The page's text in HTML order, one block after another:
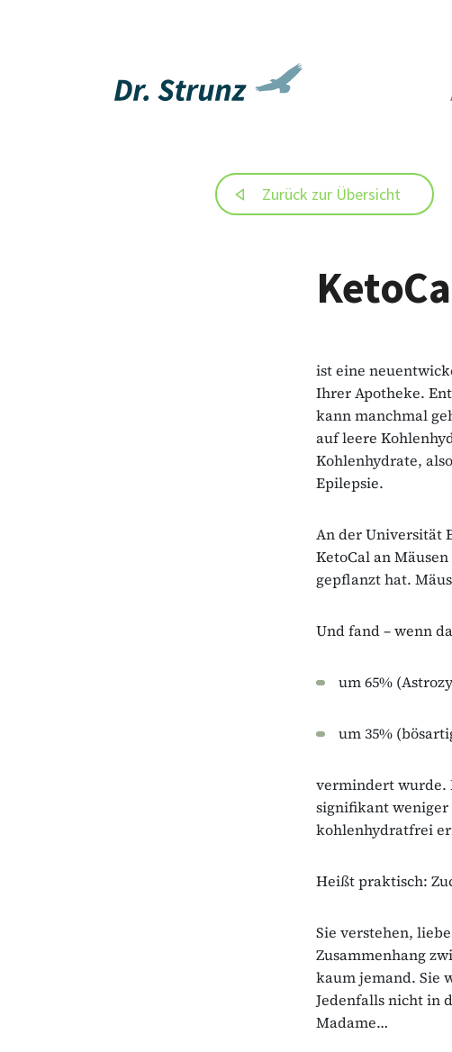
Zurück zur Übersicht
ist eine
Ihrer Apotheke.
kann manchmal
auf leere
Kohlenhydrate,
Epilepsie.
An der Universität
KetoCal an
gepflanzt hat.
Und fand – wenn
um 65%
um 35%
vermindert wurde.
signifikant
kohlenhydratfrei
Heißt praktisch:
Sie verstehen,
Zusammenhang
kaum jemand. Sie
Jedenfalls nicht in
Madame…